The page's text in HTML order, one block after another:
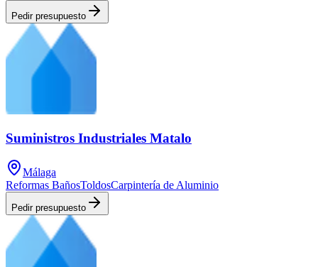
Pedir presupuesto
Suministros Industriales Matalo
Málaga
Reformas BañosToldosCarpintería de Aluminio
Pedir presupuesto